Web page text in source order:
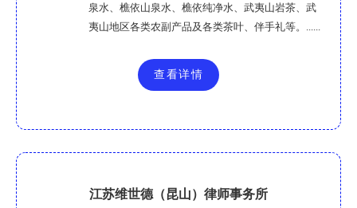
泉水、樵依山泉水、樵依纯净水、武夷山岩茶、武
夷山地区各类农副产品及各类茶叶、伴手礼等。......
查看详情
江苏维世德（昆山）律师事务所